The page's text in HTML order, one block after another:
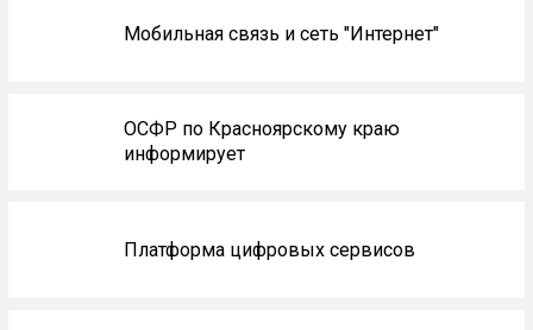
Мобильная связь и сеть "Интернет"
ОСФР по Красноярскому краю
информирует
Платформа цифровых сервисов